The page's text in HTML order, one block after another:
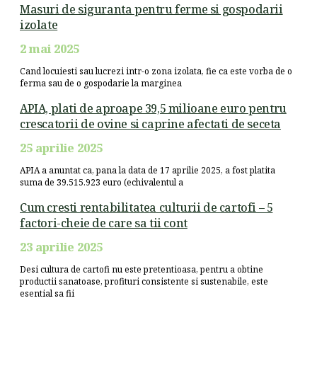
Masuri de siguranta pentru ferme si gospodarii
izolate
2 mai 2025
Cand locuiesti sau lucrezi intr-o zona izolata, fie ca este vorba de o
ferma sau de o gospodarie la marginea
APIA, plati de aproape 39,5 milioane euro pentru
crescatorii de ovine si caprine afectati de seceta
25 aprilie 2025
APIA a anuntat ca, pana la data de 17 aprilie 2025, a fost platita
suma de 39.515.923 euro (echivalentul a
Cum cresti rentabilitatea culturii de cartofi – 5
factori-cheie de care sa tii cont
23 aprilie 2025
Desi cultura de cartofi nu este pretentioasa, pentru a obtine
productii sanatoase, profituri consistente si sustenabile, este
esential sa fii